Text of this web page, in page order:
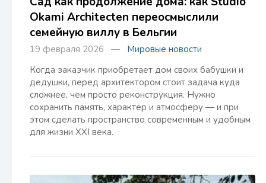
Okami Architecten переосмыслили
семейную виллу в Бельгии
19 февраля 2026 — Мировые новости
Когда заказчик приобретает дом своих бабушки и
дедушки, перед архитектором стоит задача куда
сложнее, чем просто реконструкция. Нужно
сохранить память, характер и атмосферу — и при
этом сделать пространство современным и удобным
для жизни XXI века.